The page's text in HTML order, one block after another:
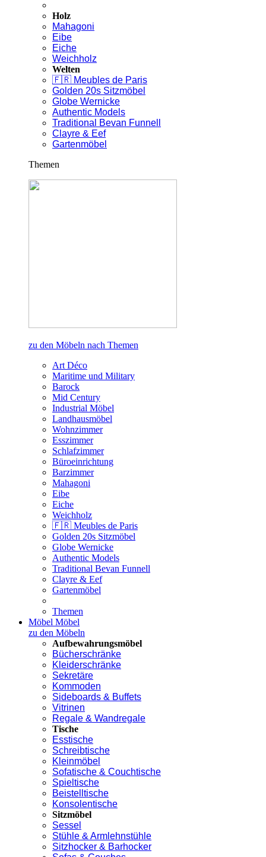
Holz
Mahagoni
Eibe
Eiche
Weichholz
Welten
🇫🇷 Meubles de Paris
Golden 20s Sitzmöbel
Globe Wernicke
Authentic Models
Traditional Bevan Funnell
Clayre & Eef
Gartenmöbel
Themen
zu den Möbeln nach Themen
Art Déco
Maritime und Military
Barock
Mid Century
Industrial Möbel
Landhausmöbel
Wohnzimmer
Esszimmer
Schlafzimmer
Büroeinrichtung
Barzimmer
Mahagoni
Eibe
Eiche
Weichholz
🇫🇷 Meubles de Paris
Golden 20s Sitzmöbel
Globe Wernicke
Authentic Models
Traditional Bevan Funnell
Clayre & Eef
Gartenmöbel
Themen
Möbel Möbel
zu den Möbeln
Aufbewahrungsmöbel
Bücherschränke
Kleiderschränke
Sekretäre
Kommoden
Sideboards & Buffets
Vitrinen
Regale & Wandregale
Tische
Esstische
Schreibtische
Kleinmöbel
Sofatische & Couchtische
Spieltische
Beistelltische
Konsolentische
Sitzmöbel
Sessel
Stühle & Armlehnstühle
Sitzhocker & Barhocker